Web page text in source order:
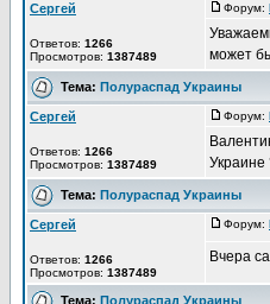
Сергей
Ответов: 1266
Просмотров: 1387489
Форум:
может
Тема: Полураспад Украины
Сергей
Ответов: 1266
Просмотров: 1387489
Форум:
Украине
Тема: Полураспад Украины
Сергей
Ответов: 1266
Просмотров: 1387489
Форум:
Вчера
Тема: Полураспад Украины